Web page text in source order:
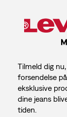
Tilmeld dig
forsendelse
eksklusive
dine jeans
tiden.